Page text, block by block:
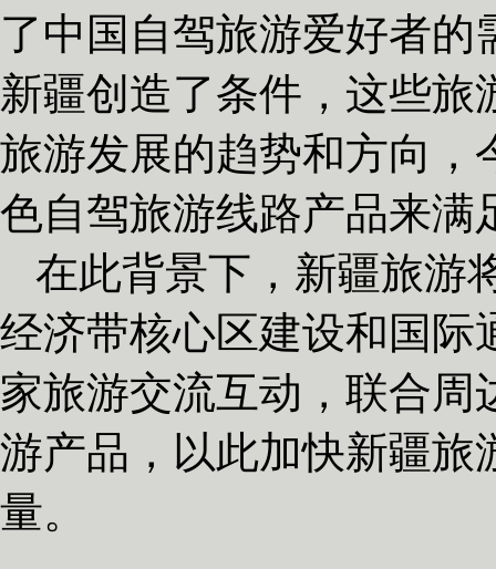
了中国自驾旅游爱好者
新疆创造了条件，这些
旅游发展的趋势和方向，
色自驾旅游线路产品来满
在此背景下，新疆旅游
经济带核心区建设和国际
家旅游交流互动，联合
游产品，以此加快新疆旅
量。